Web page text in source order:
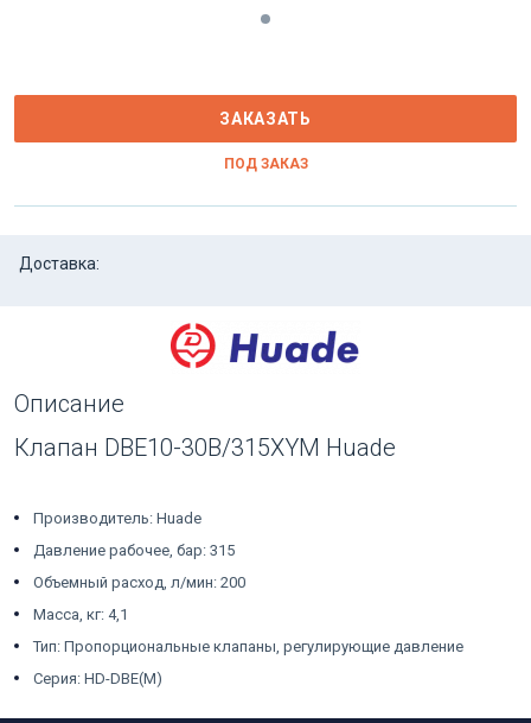
ЗАКАЗАТЬ
ПОД ЗАКАЗ
Доставка:
Описание
Клапан DBE10-30B/315XYM Huade
Производитель: Huade
Давление рабочее, бар: 315
Объемный расход, л/мин: 200
Масса, кг: 4,1
Тип: Пропорциональные клапаны, регулирующие давление
Серия: HD-DBE(M)